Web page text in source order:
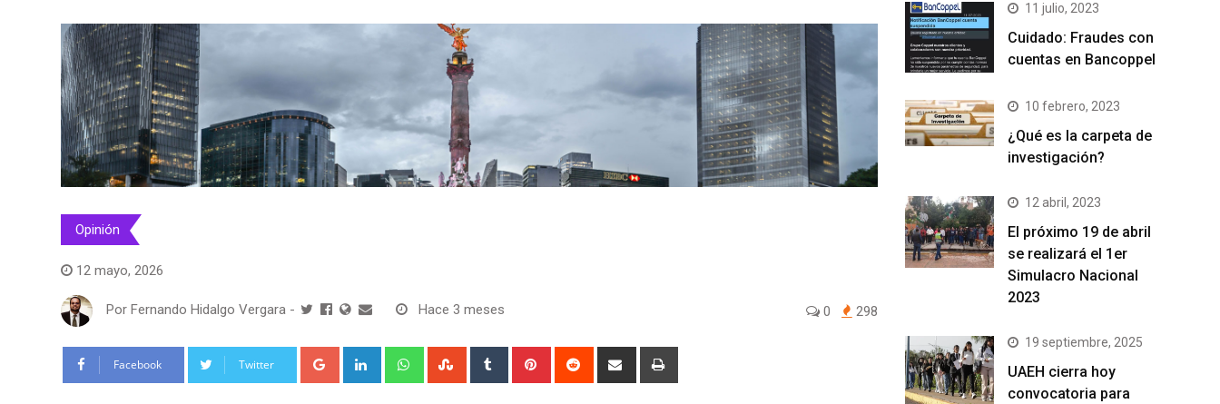
Opinión
12 mayo, 2026
Por Fernando Hidalgo Vergara - Hace 3 meses 0 298
Facebook Twitter Google+ LinkedIn WhatsappStumbleUpon
Tumblr Pinterest Reddit
Share
11 julio, 2023
Cuidado: Fraudes con
cuentas en Bancoppel
10 febrero, 2023
¿Qué es la carpeta de
investigación?
12 abril, 2023
El próximo 19 de abril
se realizará el 1er
Simulacro Nacional
2023
19 septiembre, 2025
UAEH cierra hoy
convocatoria para